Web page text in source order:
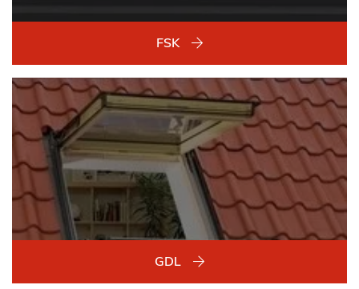
FSK
GDL